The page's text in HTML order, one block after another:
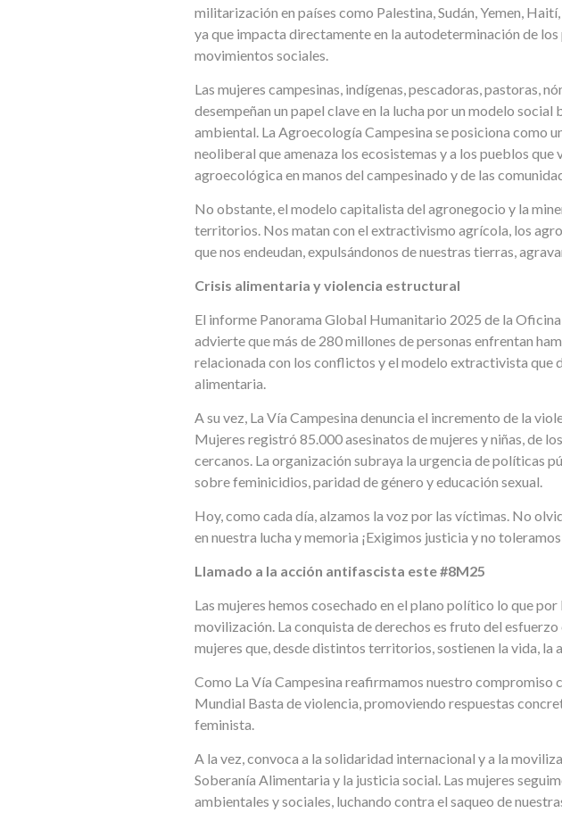
militarización en países como Palestina, Sudán, Yemen,
ya que impacta directamente en la autodeterminación de
movimientos sociales.
Las mujeres campesinas, indígenas, pescadoras, pastoras,
desempeñan un papel clave en la lucha por un modelo
ambiental. La Agroecología Campesina se posiciona como
neoliberal que amenaza los ecosistemas y a los pueblos
agroecológica en manos del campesinado y de las
No obstante, el modelo capitalista del agronegocio y la
territorios. Nos matan con el extractivismo agrícola, los
que nos endeudan, expulsándonos de nuestras tierras,
Crisis alimentaria y violencia estructural
El informe Panorama Global Humanitario 2025 de la
advierte que más de 280 millones de personas enfrentan
relacionada con los conflictos y el modelo extractivista que
alimentaria.
A su vez, La Vía Campesina denuncia el incremento de la
Mujeres registró 85.000 asesinatos de mujeres y niñas, de
cercanos. La organización subraya la urgencia de políticas
sobre feminicidios, paridad de género y educación sexual.
Hoy, como cada día, alzamos la voz por las víctimas. No
en nuestra lucha y memoria ¡Exigimos justicia y no
Llamado a la acción antifascista este #8M25
Las mujeres hemos cosechado en el plano político lo que
movilización. La conquista de derechos es fruto del
mujeres que, desde distintos territorios, sostienen la vida,
Como La Vía Campesina reafirmamos nuestro compromiso
Mundial Basta de violencia, promoviendo respuestas
feminista.
A la vez, convoca a la solidaridad internacional y a la
Soberanía Alimentaria y la justicia social. Las mujeres
ambientales y sociales, luchando contra el saqueo de